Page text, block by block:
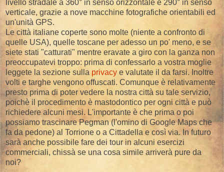
livello stradale a 360° in senso orizzontale e 290° in senso
verticale, grazie a nove macchine fotografiche orientabili ed
un'unità GPS.
Le città italiane coperte sono molte (niente a confronto di
quelle USA), quelle toscane per adesso un po' meno, e se
siete stati "catturati" mentre eravate a giro con la ganza non
preoccupatevi troppo: prima di confessarlo a vostra moglie
leggete la sezione sulla privacy e valutate il da farsi. Inoltre
volti e targhe vengono offuscati. Comunque è relativamente
presto prima di poter vedere la nostra città su tale servizio,
poichè il procedimento è mastodontico per ogni città e può
richiedere alcuni mesi. L'importante è che prima o poi
possiamo trascinare Pegman (l'omino di Google Maps che
fa da pedone) al Torrione o a Cittadella e così via. In futuro
sarà anche possibile fare dei tour in alcuni esercizi
commerciali, chissà se una cosa simile arriverà pure da
noi?